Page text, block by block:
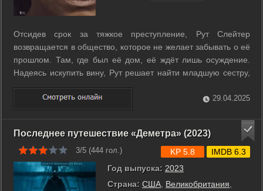
Отсидев срок за тяжкое преступление, Рут Слейтер
возвращается в общество, которое не желает забывать о её
прошлом. Там, где был её дом, её ждёт лишь осуждение.
Надеясь искупить вину, Рут решает найти младшую сестру,
которую ей когда-то пришлось оставить. ...
29.04.2025
Последнее путешествие «Деметра» (2023)
3/5 (444 гол.)
Год выпуска: 2023
Страна: США, Великобритания,
KP 5.8 IMDB 6.3